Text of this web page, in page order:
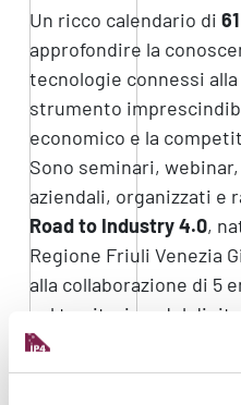
Un ricco calendario di
approfondire la
tecnologie connessi
strumento
economico e la
Sono seminari,
aziendali, organizzati e
Road to Industry 4.0,
Regione Friuli Venezia
alla collaborazione di 5
sul territorio e del
Gli incontri, in